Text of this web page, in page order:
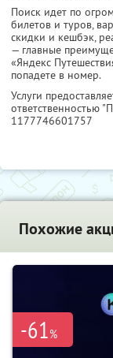
Поиск идет по
билетов и туров,
скидки и кешбэк,
— главные
«Яндекс
попадете в номер.
Услуги
ответственностью
1177746601757
Похожие
-61%